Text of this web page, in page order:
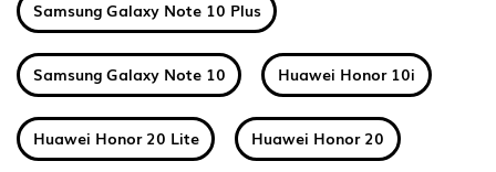
Samsung Galaxy Note 10 Plus
Samsung Galaxy Note 10 Huawei Honor 10i
Huawei Honor 20 Lite Huawei Honor 20